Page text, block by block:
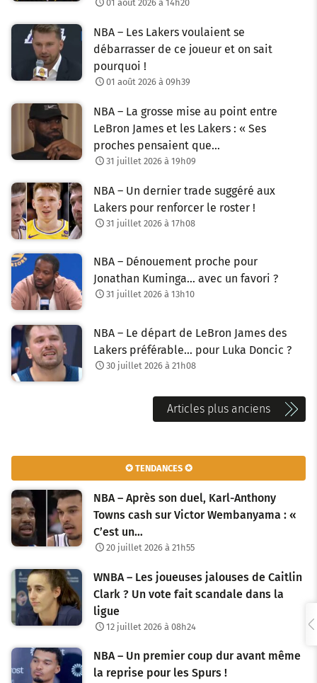
01 août 2026 à 14h20
NBA – Les Lakers voulaient se
débarrasser de ce joueur et on sait
pourquoi !
01 août 2026 à 09h39
NBA – La grosse mise au point entre
LeBron James et les Lakers : « Ses
proches pensaient que…
31 juillet 2026 à 19h09
NBA – Un dernier trade suggéré aux
Lakers pour renforcer le roster !
31 juillet 2026 à 17h08
NBA – Dénouement proche pour
Jonathan Kuminga… avec un favori ?
31 juillet 2026 à 13h10
NBA – Le départ de LeBron James des
Lakers préférable… pour Luka Doncic ?
30 juillet 2026 à 21h08
v
i
g
a
i
o
d
Articles plus anciens
✪ TENDANCES ✪
NBA – Après son duel, Karl-Anthony
Towns cash sur Victor Wembanyama : «
C’est un…
20 juillet 2026 à 21h55
WNBA – Les joueuses jalouses de Caitlin
Clark ? Un vote fait scandale dans la
ligue
12 juillet 2026 à 08h24
NBA – Un premier coup dur avant même
la reprise pour les Spurs !